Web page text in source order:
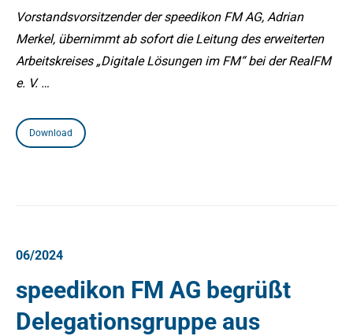
Vorstandsvorsitzender der speedikon FM AG, Adrian
Merkel, übernimmt ab sofort die Leitung des erweiterten
Arbeitskreises „Digitale Lösungen im FM“ bei der RealFM
e. V. …
Download
06/2024
speedikon FM AG begrüßt
Delegationsgruppe aus